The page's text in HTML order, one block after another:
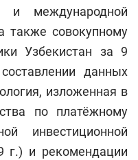
и международной
также совокупному
Узбекистан за 9
данных
изложенная в
по платёжному
инвестиционной
и рекомендации